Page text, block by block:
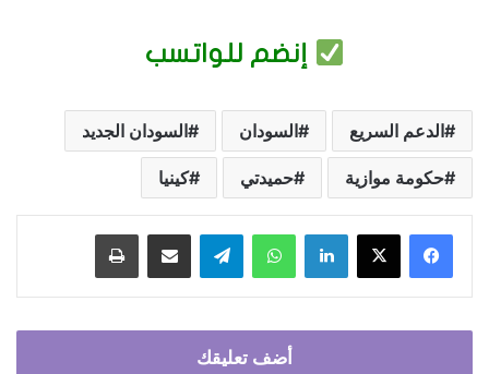
إنضم للواتسب
الدعم السريع السودان السودان الجديد
حكومة موازية حميدتي كينيا
فيسبوك ‫X لينكدإن واتساب تيلقرام مشاركة عبر البريد طباعة
أضف تعليقك